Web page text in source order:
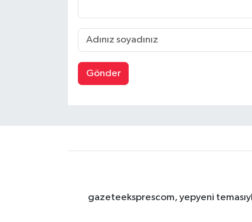
Gönder
gazeteeksprescom, yepyeni